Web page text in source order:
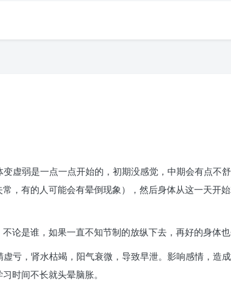
虚弱是一点一点开始的，初期没感觉，中期会有点不
，有的人可能会有晕倒现象），然后身体从这一天开
论是谁，如果一直不知节制的放纵下去，再好的身体也
亏，肾水枯竭，阳气衰微，导致早泄。影响感情，造
时间不长就头晕脑胀。